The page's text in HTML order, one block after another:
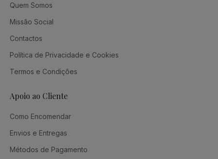
Quem Somos
Missão Social
Contactos
Política de Privacidade e Cookies
Termos e Condições
Apoio ao Cliente
Como Encomendar
Envios e Entregas
Métodos de Pagamento